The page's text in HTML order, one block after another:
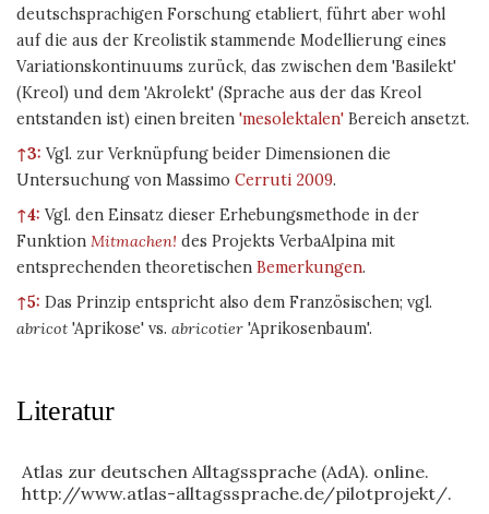
deutschsprachigen Forschung etabliert, führt aber wohl
auf die aus der Kreolistik stammende Modellierung eines
Variationskontinuums zurück, das zwischen dem 'Basilekt'
(Kreol) und dem 'Akrolekt' (Sprache aus der das Kreol
entstanden ist) einen breiten 'mesolektalen' Bereich ansetzt.
↑3: Vgl. zur Verknüpfung beider Dimensionen die
Untersuchung von Massimo Cerruti 2009.
↑4: Vgl. den Einsatz dieser Erhebungsmethode in der
Funktion Mitmachen! des Projekts VerbaAlpina mit
entsprechenden theoretischen Bemerkungen.
↑5: Das Prinzip entspricht also dem Französischen; vgl.
abricot Aprikose vs. abricotier Aprikosenbaum.
Literatur
Atlas zur deutschen Alltagssprache (AdA). online.
http://www.atlas-alltagssprache.de/pilotprojekt/.